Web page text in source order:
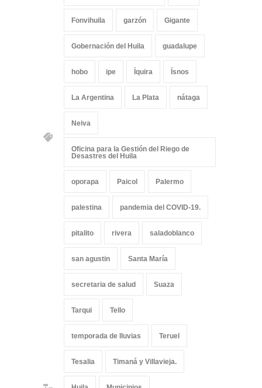
Fonvihuila garzón Gigante
Gobernación del Huila guadalupe
hobo ipe Íquira Ísnos
La Argentina La Plata nátaga
Neiva
Oficina para la Gestión del Riego de
Desastres del Huila
oporapa Paicol Palermo
palestina pandemia del COVID-19.
pitalito rivera saladoblanco
san agustin Santa María
secretaria de salud Suaza
Tarqui Tello
temporada de lluvias Teruel
Tesalia Timaná y Villavieja.